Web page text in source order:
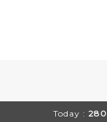
Today : 280